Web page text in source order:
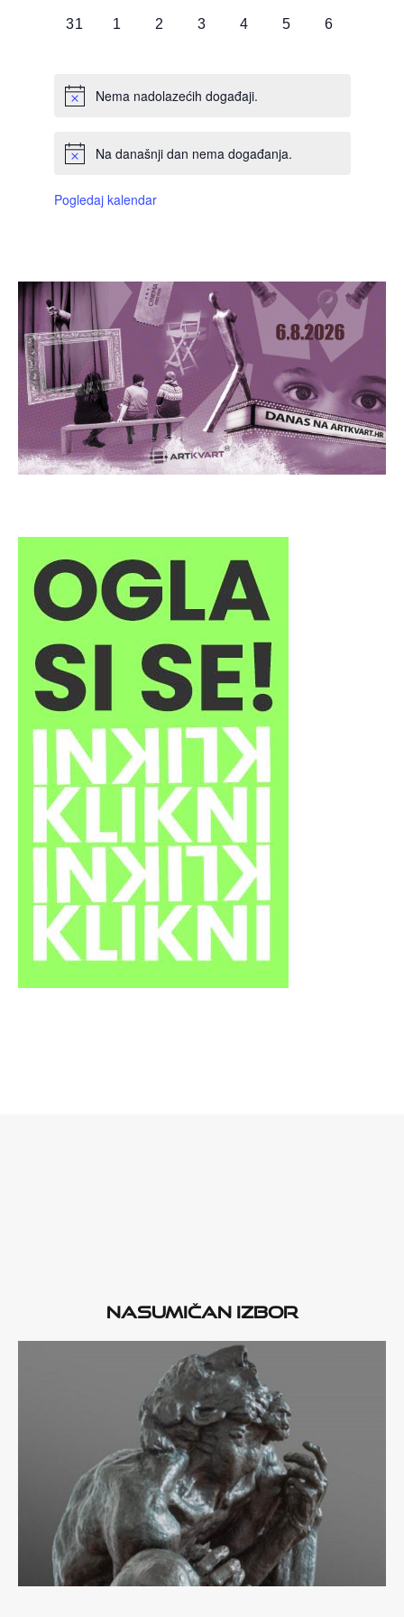
0
31
0
1
0
2
0
3
0
4
0
5
0
6
Nema nadolazećih događaji.
Na današnji dan nema događanja.
Pogledaj kalendar
Nasumičan izbor